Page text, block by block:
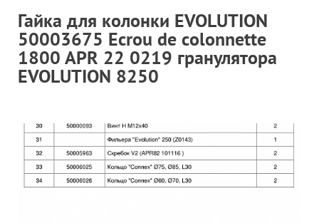
Пн-
Телефон
+7
Гайка для колонки EVOLUTION
50003675 Ecrou de colonnette
1800 APR 22 0219 гранулятора
EVOLUTION 8250